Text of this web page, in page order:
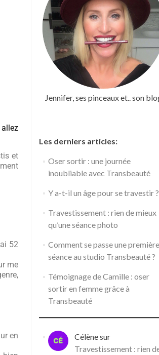
et
52
me
en
Jennifer, ses pinceaux et.. son
Les derniers articles:
Oser sortir : une journée
inoubliable avec Transbeauté
Y a-t-il un âge pour se travestir ?
Travestissement : rien de mieux
qu’une séance photo
Comment se passe une première
séance au studio Transbeauté ?
Témoignage de Camille : oser
sortir en femme grâce à
Transbeauté
Célènesur
Travestissement : rien